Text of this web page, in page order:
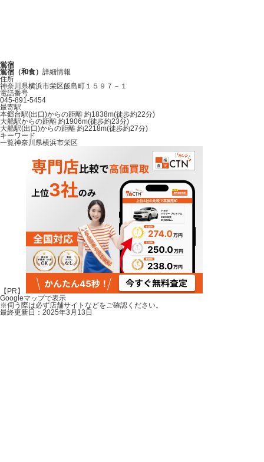
鴬宿
鴬宿（和食） 詳細情報
住所
神奈川県横浜市栄区飯島町１５９７－１
電話番号
045-891-5454
最寄駅
本郷台駅(出口)からの距離 約1838m(徒歩約22分)
大船駅からの距離 約1906m(徒歩約23分)
大船駅(出口)からの距離 約2218m(徒歩約27分)
キーワード
一覧神奈川県横浜市栄区
【PR】
鴬宿
×
Googleマップで表示
※伺う際は必ず店舗サイトなどをご確認ください。
最終更新日：2025年3月13日